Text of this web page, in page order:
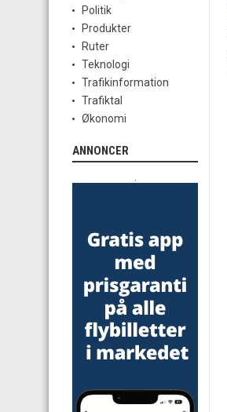
Politik
Produkter
Ruter
Teknologi
Trafikinformation
Trafiktal
Økonomi
ANNONCER